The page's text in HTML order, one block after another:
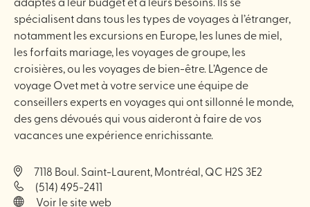
spécialisent dans tous les types de voyages à l’étranger,
notamment les excursions en Europe, les lunes de miel,
les forfaits mariage, les voyages de groupe, les
croisières, ou les voyages de bien-être. L’Agence de
voyage Ovet met à votre service une équipe de
conseillers experts en voyages qui ont sillonné le monde,
des gens dévoués qui vous aideront à faire de vos
vacances une expérience enrichissante.
7118 Boul. Saint-Laurent, Montréal, QC H2S 3E2
(514) 495-2411
Voir le site web